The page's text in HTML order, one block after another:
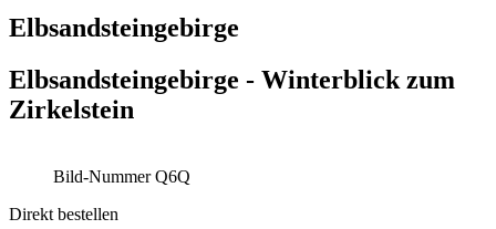
Elbsandsteingebirge
Elbsandsteingebirge - Winterblick zum
Zirkelstein
Bild-Nummer Q6Q
Direkt bestellen